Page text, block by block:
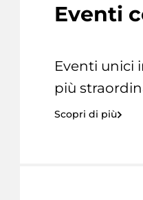
Eventi
Eventi unici
più
Scopri di più